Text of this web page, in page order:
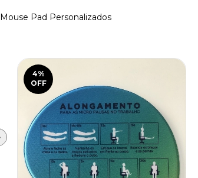
Mouse Pad Personalizados
4%
OFF